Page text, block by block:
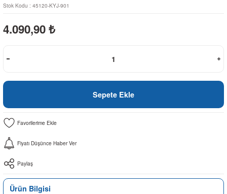
Stok Kodu : 45120-KYJ-901
4.090,90 ₺
Sepete Ekle
Fiyatı Düşünce Haber Ver
Paylaş
Ürün Bilgisi